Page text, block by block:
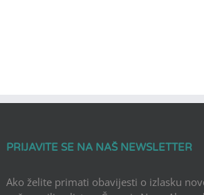
PRIJAVITE SE NA NAŠ NEWSLETTER
Ako želite primati obavijesti o izlasku